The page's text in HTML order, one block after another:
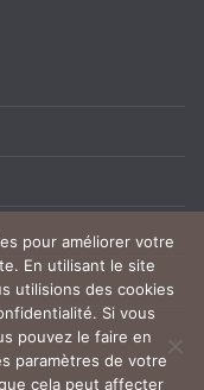
pour améliorer votre
En utilisant le site
utilisions des cookies
Si vous
pouvez le faire en
paramètres de votre
cela peut affecter